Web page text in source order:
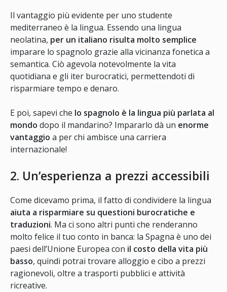
Il vantaggio più evidente per uno studente
mediterraneo è la lingua. Essendo una lingua
neolatina, per un italiano risulta molto semplice
imparare lo spagnolo grazie alla vicinanza fonetica a
semantica. Ciò agevola notevolmente la vita
quotidiana e gli iter burocratici, permettendoti di
risparmiare tempo e denaro.
E poi, sapevi che lo spagnolo è la lingua più parlata al
mondo dopo il mandarino? Impararlo dà un enorme
vantaggio a per chi ambisce una carriera
internazionale!
2. Un’esperienza a prezzi accessibili
Come dicevamo prima, il fatto di condividere la lingua
aiuta a risparmiare su questioni burocratiche e
traduzioni. Ma ci sono altri punti che renderanno
molto felice il tuo conto in banca: la Spagna è uno dei
paesi dell’Unione Europea con il costo della vita più
basso, quindi potrai trovare alloggio e cibo a prezzi
ragionevoli, oltre a trasporti pubblici e attività
ricreative.